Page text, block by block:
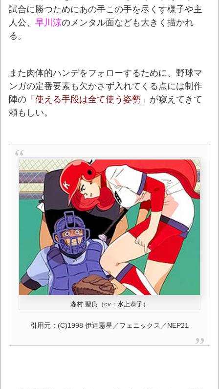
試合に勝つためにあの手この手を尽くす様子や主
人公、早川涼のメンタル面なども大きく描かれ
る。
また肉体的ハンデをフォローするために、野球マ
ンガの定番要素も欠かさず入れてくる点には制作
陣の「使える手段は全て使う姿勢 」が窺えてきて
頼もしい。
森村 聖良（cv：氷上恭子）
引用元：(C)1998 伊達憲星／フェニックス／NEP21